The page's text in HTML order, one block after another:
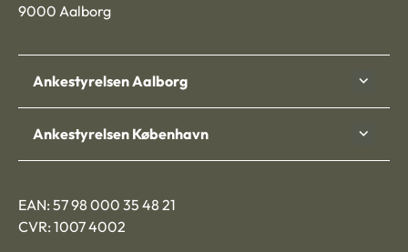
9000 Aalborg
Ankestyrelsen Aalborg
Ankestyrelsen København
EAN: 57 98 000 35 48 21
CVR: 1007 4002